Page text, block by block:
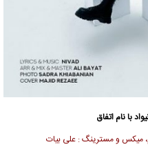
با نام اتفاق
میکس و مسترینگ : علی بیات